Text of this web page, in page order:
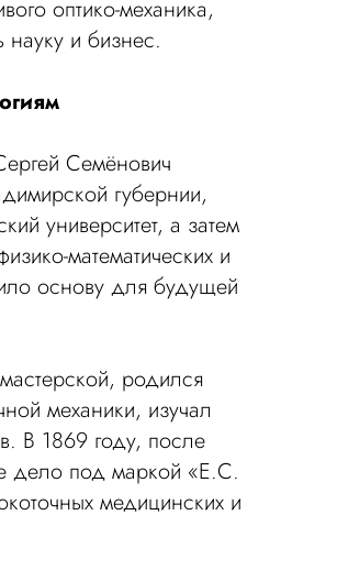
оптико-механика,
науку и бизнес.
Семёнович
губернии,
университет, а затем
математических и
основу для будущей
родился
механики, изучал
В 1869 году, после
дело под маркой «Е.С.
медицинских и